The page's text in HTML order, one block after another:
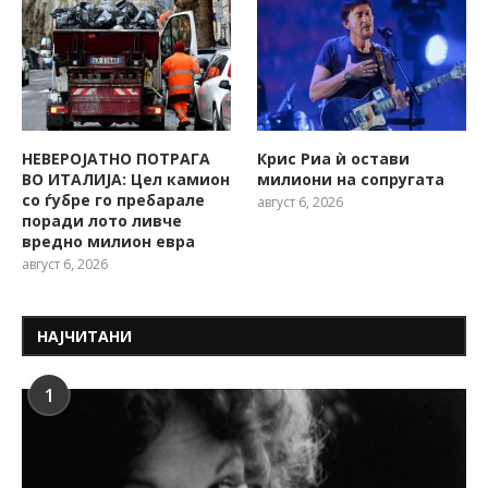
НЕВЕРОЈАТНО ПОТРАГА
ВО ИТАЛИЈА: Цел камион
со ѓубре го пребарале
поради лото ливче
вредно милион евра
август 6, 2026
Крис Риа ѝ остави
милиони на сопругата
август 6, 2026
НАЈЧИТАНИ
1